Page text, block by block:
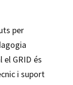
per
GRID és
i suport